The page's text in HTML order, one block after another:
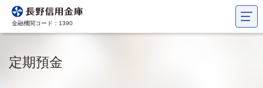
金融機関コード：1390
定期預金